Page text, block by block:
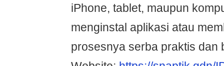
iPhone, tablet, maupun
menginstal aplikasi atau
prosesnya serba praktis dan